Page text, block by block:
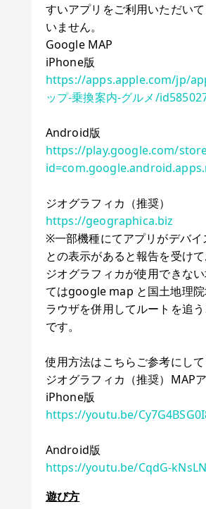
すいアプリをご利用いただい
いません。
Google MAP
iPhone版
https://apps.apple.com/jp/
ップ-乗換案内-グルメ/
Android版
https://play.google.com/
ジオグラフィカ（推奨）
https://geographica.biz
※一部機種にてアプリがデバイ
との表示があると報告を受けて
ジオグラフィカが使用できな
てはgoogle map と国土地理
ラウザを併用してルートを追
です。
使用方法はこちらご参考にして
ジオグラフィカ（推奨）MAP
iPhone版
https://youtu.be/
Android版
https://youtu.be/CqdG-
遊び方